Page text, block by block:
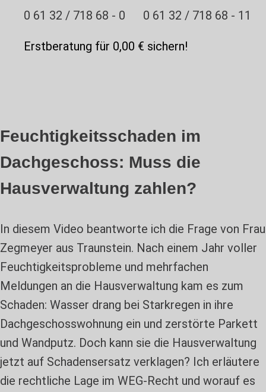
0 61 32 / 718 68 - 0 0 61 32 / 718 68 - 11
Erstberatung für 0,00 € sichern!
Feuchtigkeitsschaden im
Dachgeschoss: Muss die
Hausverwaltung zahlen?
In diesem Video beantworte ich die Frage von Frau
Zegmeyer aus Traunstein. Nach einem Jahr voller
Feuchtigkeitsprobleme und mehrfachen
Meldungen an die Hausverwaltung kam es zum
Schaden: Wasser drang bei Starkregen in ihre
Dachgeschosswohnung ein und zerstörte Parkett
und Wandputz. Doch kann sie die Hausverwaltung
jetzt auf Schadensersatz verklagen? Ich erläutere
die rechtliche Lage im WEG-Recht und worauf es